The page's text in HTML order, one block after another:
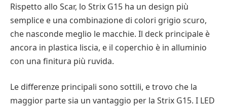
Rispetto allo Scar, lo Strix G15 ha un design più
semplice e una combinazione di colori grigio scuro,
che nasconde meglio le macchie. Il deck principale è
ancora in plastica liscia, e il coperchio è in alluminio
con una finitura più ruvida.
Le differenze principali sono sottili, e trovo che la
maggior parte sia un vantaggio per la Strix G15. I LED